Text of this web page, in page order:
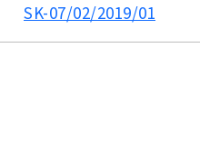
SK-07/02/2019/01